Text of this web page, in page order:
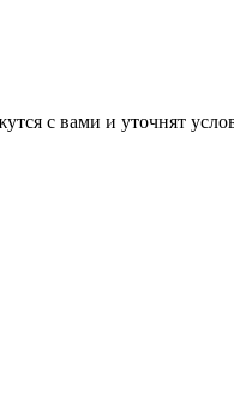
с вами и уточнят